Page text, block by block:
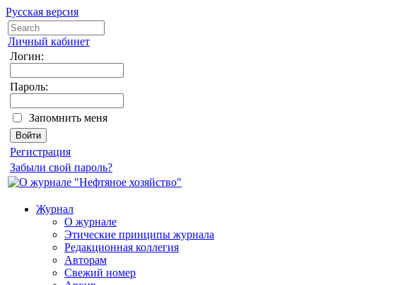
Русская версия
Личный кабинет
Логин:
Пароль:
Запомнить меня
Регистрация
Забыли свой пароль?
Журнал
О журнале
Этические принципы журнала
Редакционная коллегия
Авторам
Свежий номер